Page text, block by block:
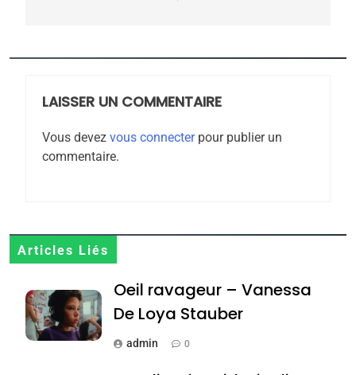
LAISSER UN COMMENTAIRE
Vous devez vous connecterpour publier un
commentaire.
Articles Liés
Oeil ravageur – Vanessa
De Loya Stauber
admin 0
2025, l’année la plus
rapport d’ADL contre
FRANCE ISRAÉL
6
Zrihen-Dvir
7
Jacques Hadida
JUDAISME